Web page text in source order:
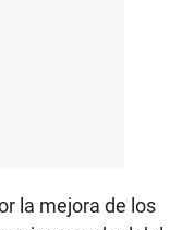
la mejora de los